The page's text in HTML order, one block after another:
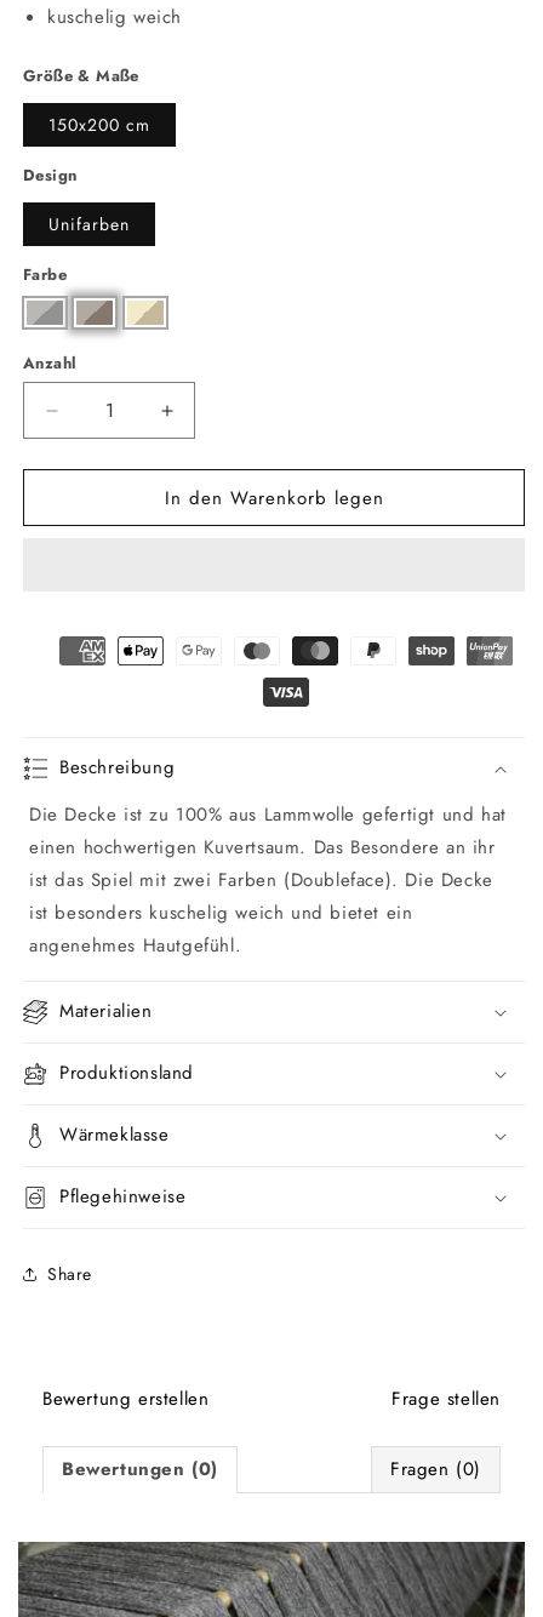
kuschelig weich
Größe & Maße
150x200 cm
Design
Unifarben
Farbe
Anzahl
Anzahl
Verringere
die
Menge
Doubleface
Erhöhe
die
Menge
für
Doubleface
In den Warenkorb legen
Beschreibung
Die Decke ist zu 100% aus Lammwolle gefertigt und hat
einen hochwertigen Kuvertsaum. Das Besondere an ihr
ist das Spiel mit zwei Farben (Doubleface). Die Decke
ist besonders kuschelig weich und bietet ein
angenehmes Hautgefühl.
Materialien
Produktionsland
Wärmeklasse
Pflegehinweise
Share
Bewertung erstellen Frage stellen
Bewertungen (0) Fragen (0)